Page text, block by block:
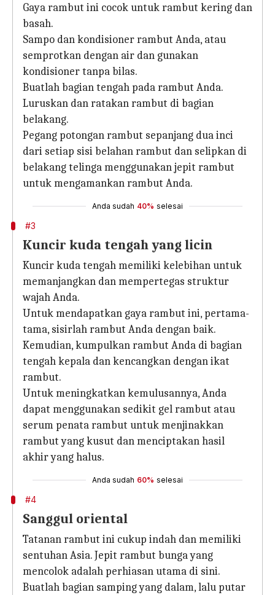
Gaya rambut ini cocok untuk rambut kering dan
basah.
Sampo dan kondisioner rambut Anda, atau
semprotkan dengan air dan gunakan
kondisioner tanpa bilas.
Buatlah bagian tengah pada rambut Anda.
Luruskan dan ratakan rambut di bagian
belakang.
Pegang potongan rambut sepanjang dua inci
dari setiap sisi belahan rambut dan selipkan di
belakang telinga menggunakan jepit rambut
untuk mengamankan rambut Anda.
Anda sudah 40% selesai
#3
Kuncir kuda tengah yang licin
Kuncir kuda tengah memiliki kelebihan untuk
memanjangkan dan mempertegas struktur
wajah Anda.
Untuk mendapatkan gaya rambut ini, pertama-
tama, sisirlah rambut Anda dengan baik.
Kemudian, kumpulkan rambut Anda di bagian
tengah kepala dan kencangkan dengan ikat
rambut.
Untuk meningkatkan kemulusannya, Anda
dapat menggunakan sedikit gel rambut atau
serum penata rambut untuk menjinakkan
rambut yang kusut dan menciptakan hasil
akhir yang halus.
Anda sudah 60% selesai
#4
Sanggul oriental
Tatanan rambut ini cukup indah dan memiliki
sentuhan Asia. Jepit rambut bunga yang
mencolok adalah perhiasan utama di sini.
Buatlah bagian samping yang dalam, lalu putar